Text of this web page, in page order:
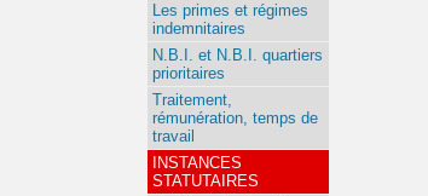
Les primes et régimes
indemnitaires
N.B.I. et N.B.I. quartiers
prioritaires
Traitement,
rémunération, temps de
travail
INSTANCES
STATUTAIRES